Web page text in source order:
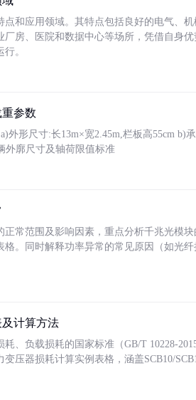
和应用领域。其特点包括良好的电气、
厂房、医院和数据中心等场所，凭借自身
。
参数
外形尺寸:长13m×宽2.45m,栏板高55cm b)
外廓尺寸及轴荷限值标准
常范围及影响因素，重点分析千兆光模
格。同时解释功率异常的常见原因（如光
计算方法
、负载损耗的国家标准（GB/T 10228-
压器损耗计算实例表格，涵盖SCB10/